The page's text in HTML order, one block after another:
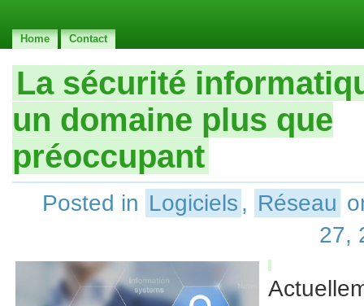
Home Contact
La sécurité
un domaine plus que
préoccupant
Posted in Logiciels , Réseau
27,